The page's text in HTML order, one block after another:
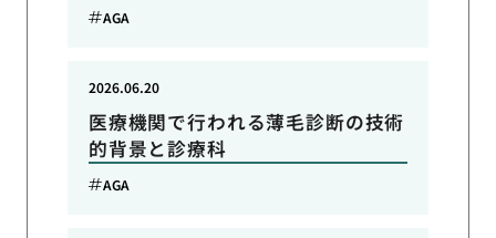
AGA
医療機関で行われる薄毛診断の技術
的背景と診療科
2026.06.20
AGA